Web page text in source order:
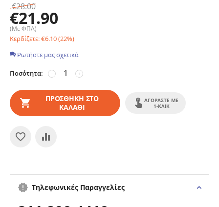
€28.00
€21.90
(Με ΦΠΑ)
Κερδίζετε:€6.10(22%)
Ρωτήστε μας σχετικά
Ποσότητα: +
−
ΠΡΟΣΘΉΚΗ ΣΤΟ
ΚΑΛΆΘΙ
ΑΓΟΡΆΣΤΕ ΜΕ
1-ΚΛΙΚ
Τηλεφωνικές Παραγγελίες